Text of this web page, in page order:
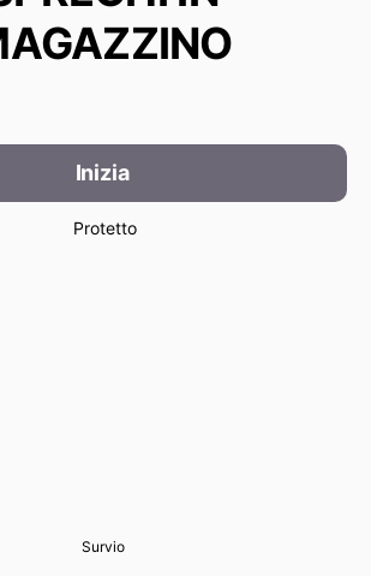
Inizia
Protetto
Survio